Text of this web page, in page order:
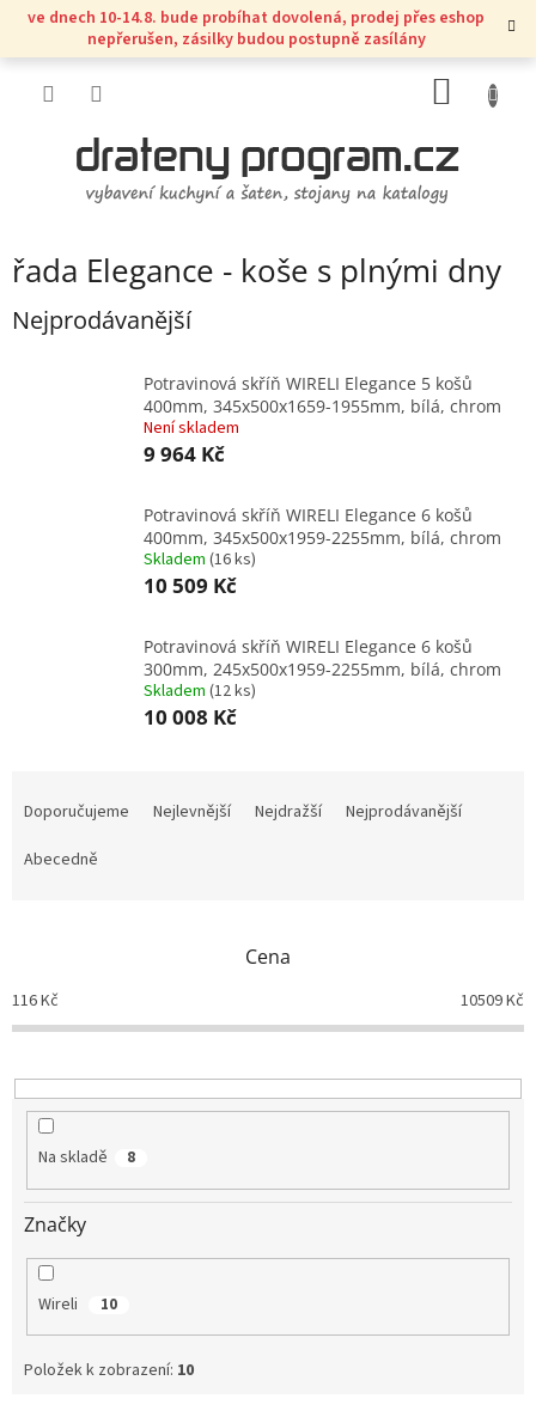
Přejít
obsah
ve dnech 10-14.8. bude probíhat dovolená, prodej přes eshop
nepřerušen, zásilky budou postupně zasílány
KOŠÍK
řada Elegance - koše s plnými dny
Nejprodávanější
Potravinová skříň WIRELI Elegance 5 košů
400mm, 345x500x1659-1955mm, bílá, chrom
Není skladem
9 964 Kč
Potravinová skříň WIRELI Elegance 6 košů
400mm, 345x500x1959-2255mm, bílá, chrom
Skladem (16 ks)
10 509 Kč
Potravinová skříň WIRELI Elegance 6 košů
300mm, 245x500x1959-2255mm, bílá, chrom
Skladem (12 ks)
10 008 Kč
o
d
k
t
Doporučujeme Nejlevnější Nejdražší
Nejprodávanější
Abecedně
Cena
116Kč 10509Kč
Na skladě 8
Značky
Wireli 10
Položek k zobrazení: 10